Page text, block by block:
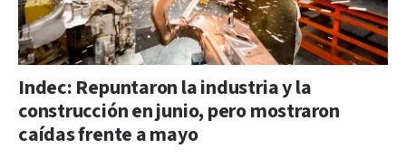
Indec: Repuntaron la industria y la
construcción en junio, pero mostraron
caídas frente a mayo